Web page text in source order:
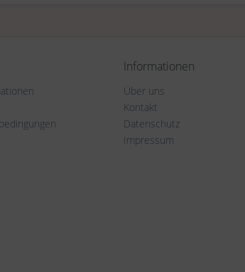
Informationen
Über uns
Kontakt
Datenschutz
Impressum